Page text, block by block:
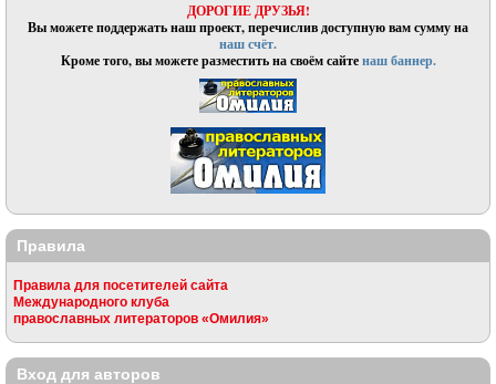
ДОРОГИЕ ДРУЗЬЯ!
Вы можете поддержать наш проект, перечислив доступную вам сумму на
наш счёт.
Кроме того, вы можете разместить на своём сайтенаш баннер.
Правила
Правила для посетителей сайта
Международного клуба
православных литераторов «Омилия»
Вход для авторов